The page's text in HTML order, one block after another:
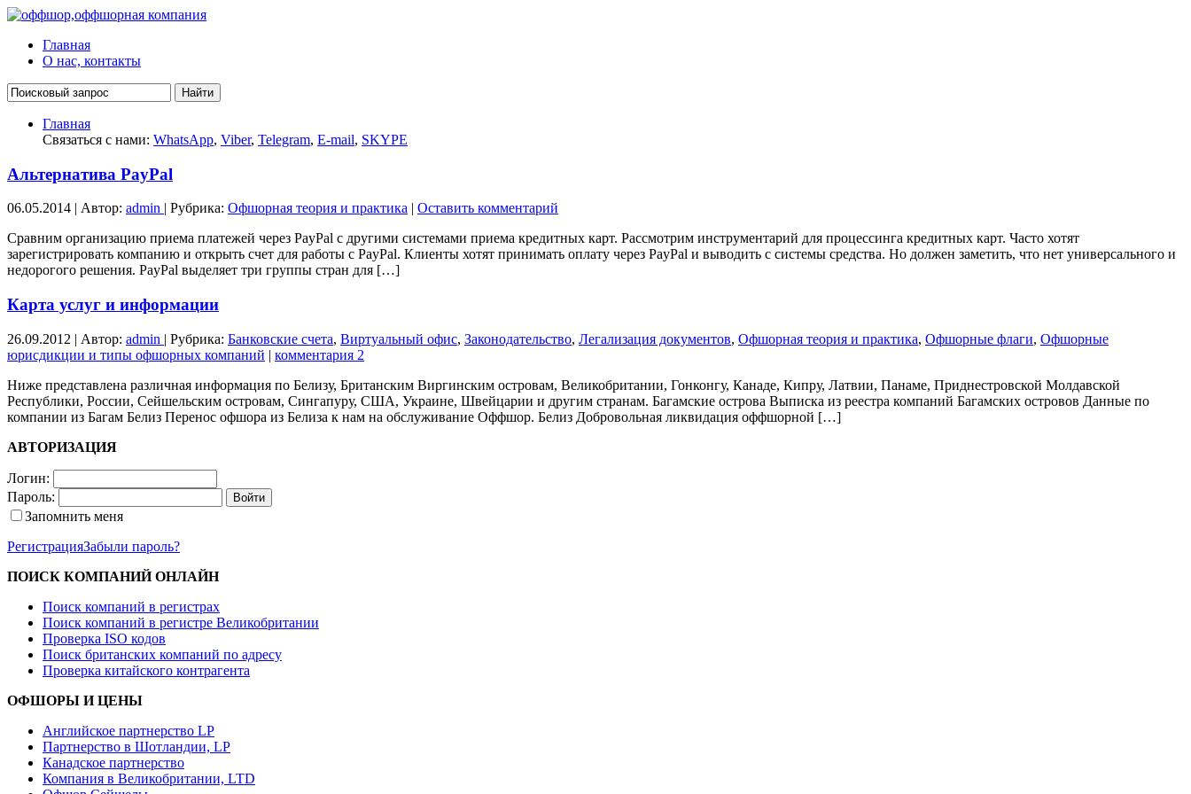
Главная
О нас, контакты
Главная
Связаться с нами: WhatsApp, Viber, Telegram, E-mail, SKYPE
Альтернатива PayPal
06.05.2014 | Автор: admin | Рубрика: Офшорная теория и практика | Оставить комментарий
Сравним организацию приема платежей через PayPal с другими системами приема кредитных карт. Рассмотрим инструментарий для процессинга кредитных карт. Часто хотят
зарегистрировать компанию и открыть счет для работы с PayPal. Клиенты хотят принимать оплату через PayPal и выводить с системы средства. Но должен заметить, что нет универсального и
недорогого решения. PayPal выделяет три группы стран для […]
Карта услуг и информации
26.09.2012 | Автор: admin | Рубрика: Банковские счета, Виртуальный офис, Законодательство, Легализация документов, Офшорная теория и практика, Офшорные флаги, Офшорные
юрисдикции и типы офшорных компаний | комментария 2
Ниже представлена различная информация по Белизу, Британским Виргинским островам, Великобритании, Гонконгу, Канаде, Кипру, Латвии, Панаме, Приднестровской Молдавской
Республики, России, Сейшельским островам, Сингапуру, США, Украине, Швейцарии и другим странам. Багамские острова Выписка из реестра компаний Багамских островов Данные по
компании из Багам Белиз Перенос офшора из Белиза к нам на обслуживание Оффшор. Белиз Добровольная ликвидация оффшорной […]
АВТОРИЗАЦИЯ
Логин:
Пароль:
Запомнить меня
РегистрацияЗабыли пароль?
ПОИСК КОМПАНИЙ ОНЛАЙН
Поиск компаний в регистрах
Поиск компаний в регистре Великобритании
Проверка ISO кодов
Поиск британских компаний по адресу
Проверка китайского контрагента
ОФШОРЫ И ЦЕНЫ
Английское партнерство LP
Партнерство в Шотландии, LP
Канадское партнерство
Компания в Великобритании, LTD